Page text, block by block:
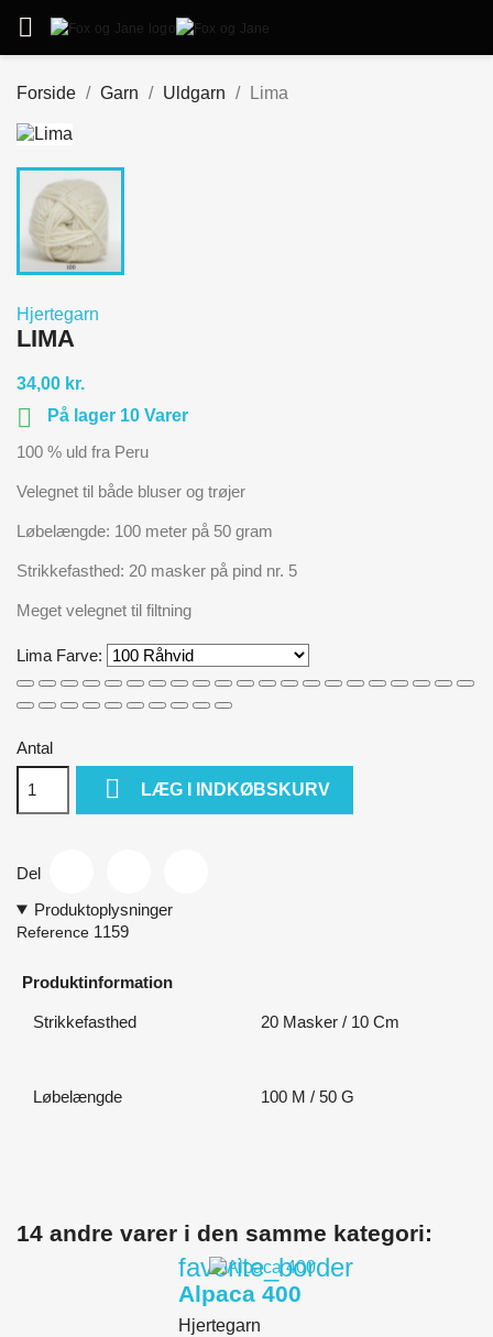

Forside Garn Uldgarn Lima
Hjertegarn
LIMA
34,00 kr.

På lager 10 Varer
100 % uld fra Peru
Velegnet til både bluser og trøjer
Løbelængde: 100 meter på 50 gram
Strikkefasthed: 20 masker på pind nr. 5
Meget velegnet til filtning
Lima Farve:
Antal
 LÆG I INDKØBSKURV
Del
Produktoplysninger
Reference 1159
Produktinformation
Strikkefasthed 20 Masker / 10 Cm
Løbelængde 100 M / 50 G
14 andre varer i den samme kategori:
favorite_border
Alpaca 400
Hjertegarn